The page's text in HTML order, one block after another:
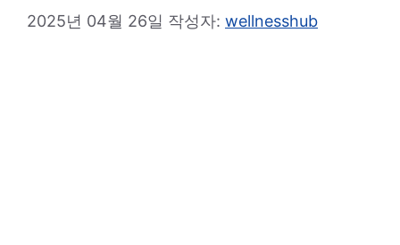
2025년 04월 26일 작성자: wellnesshub